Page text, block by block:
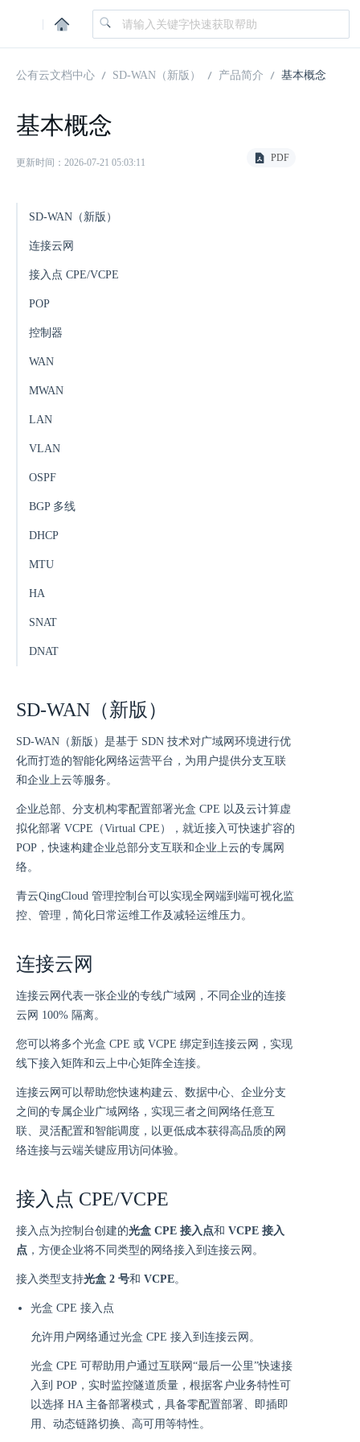
|
公有云文档中心 SD-WAN（新版） 产品简介 基本概念
基本概念
更新时间：2026-07-21 05:03:11 PDF
SD-WAN（新版）
连接云网
接入点 CPE/VCPE
POP
控制器
WAN
MWAN
LAN
VLAN
OSPF
BGP 多线
DHCP
MTU
HA
SNAT
DNAT
SD-WAN（新版）
SD-WAN（新版）是基于 SDN 技术对广域网环境进行优
化而打造的智能化网络运营平台，为用户提供分支互联
和企业上云等服务。
企业总部、分支机构零配置部署光盒 CPE 以及云计算虚
拟化部署 VCPE（Virtual CPE），就近接入可快速扩容的
POP，快速构建企业总部分支互联和企业上云的专属网
络。
青云QingCloud 管理控制台可以实现全网端到端可视化监
控、管理，简化日常运维工作及减轻运维压力。
连接云网
连接云网代表一张企业的专线广域网，不同企业的连接
云网 100% 隔离。
您可以将多个光盒 CPE 或 VCPE 绑定到连接云网，实现
线下接入矩阵和云上中心矩阵全连接。
连接云网可以帮助您快速构建云、数据中心、企业分支
之间的专属企业广域网络，实现三者之间网络任意互
联、灵活配置和智能调度，以更低成本获得高品质的网
络连接与云端关键应用访问体验。
接入点 CPE/VCPE
接入点为控制台创建的光盒 CPE 接入点和 VCPE 接入
点 ，方便企业将不同类型的网络接入到连接云网。
接入类型支持光盒 2 号和 VCPE。
光盒 CPE 接入点
允许用户网络通过光盒 CPE 接入到连接云网。
光盒 CPE 可帮助用户通过互联网“最后一公里”快速接
入到 POP，实时监控隧道质量，根据客户业务特性可
以选择 HA 主备部署模式，具备零配置部署、即插即
用、动态链路切换、高可用等特性。